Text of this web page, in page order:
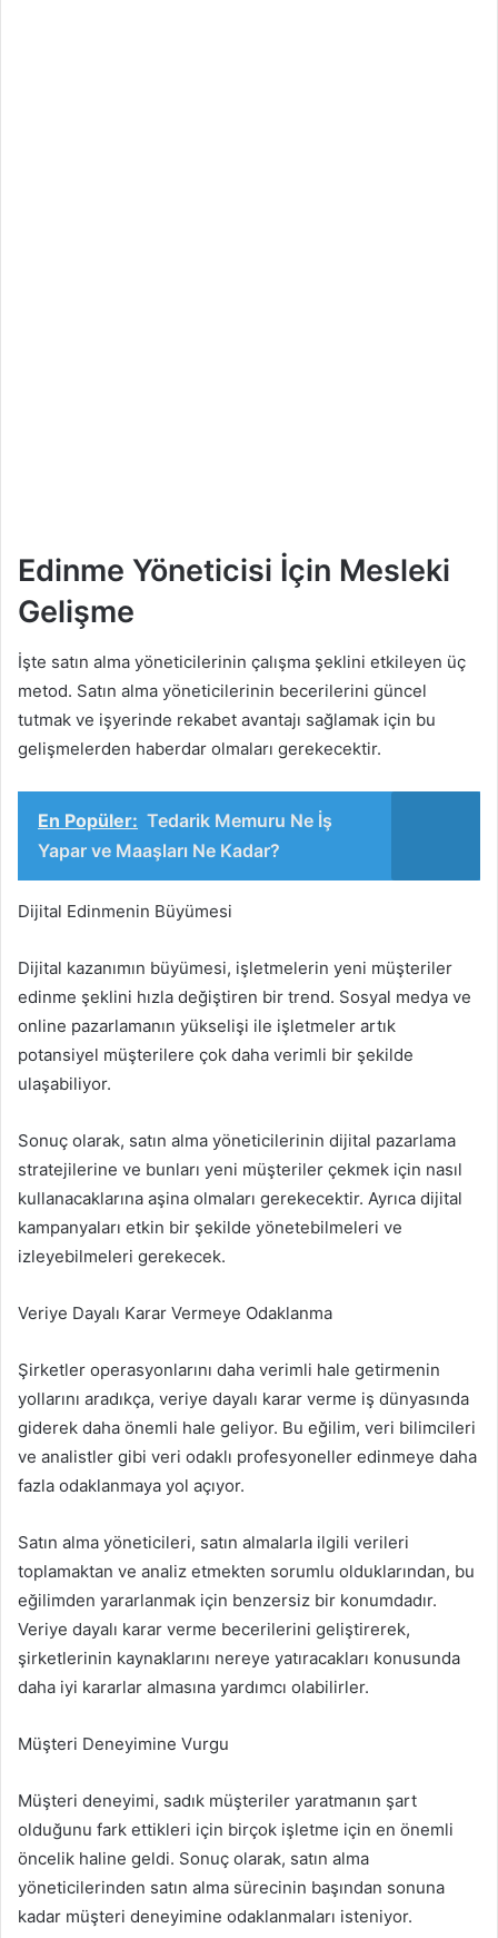
Edinme Yöneticisi İçin Mesleki
Gelişme
İşte satın alma yöneticilerinin çalışma şeklini etkileyen üç
metod. Satın alma yöneticilerinin becerilerini güncel
tutmak ve işyerinde rekabet avantajı sağlamak için bu
gelişmelerden haberdar olmaları gerekecektir.
En Popüler: Tedarik Memuru Ne İş
Yapar ve Maaşları Ne Kadar?
Dijital Edinmenin Büyümesi
Dijital kazanımın büyümesi, işletmelerin yeni müşteriler
edinme şeklini hızla değiştiren bir trend. Sosyal medya ve
online pazarlamanın yükselişi ile işletmeler artık
potansiyel müşterilere çok daha verimli bir şekilde
ulaşabiliyor.
Sonuç olarak, satın alma yöneticilerinin dijital pazarlama
stratejilerine ve bunları yeni müşteriler çekmek için nasıl
kullanacaklarına aşina olmaları gerekecektir. Ayrıca dijital
kampanyaları etkin bir şekilde yönetebilmeleri ve
izleyebilmeleri gerekecek.
Veriye Dayalı Karar Vermeye Odaklanma
Şirketler operasyonlarını daha verimli hale getirmenin
yollarını aradıkça, veriye dayalı karar verme iş dünyasında
giderek daha önemli hale geliyor. Bu eğilim, veri bilimcileri
ve analistler gibi veri odaklı profesyoneller edinmeye daha
fazla odaklanmaya yol açıyor.
Satın alma yöneticileri, satın almalarla ilgili verileri
toplamaktan ve analiz etmekten sorumlu olduklarından, bu
eğilimden yararlanmak için benzersiz bir konumdadır.
Veriye dayalı karar verme becerilerini geliştirerek,
şirketlerinin kaynaklarını nereye yatıracakları konusunda
daha iyi kararlar almasına yardımcı olabilirler.
Müşteri Deneyimine Vurgu
Müşteri deneyimi, sadık müşteriler yaratmanın şart
olduğunu fark ettikleri için birçok işletme için en önemli
öncelik haline geldi. Sonuç olarak, satın alma
yöneticilerinden satın alma sürecinin başından sonuna
kadar müşteri deneyimine odaklanmaları isteniyor.